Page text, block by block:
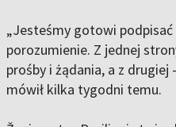
„Jesteśmy gotowi
porozumienie. Z jednej
prośby i żądania, a z drugiej
mówił kilka tygodni temu.